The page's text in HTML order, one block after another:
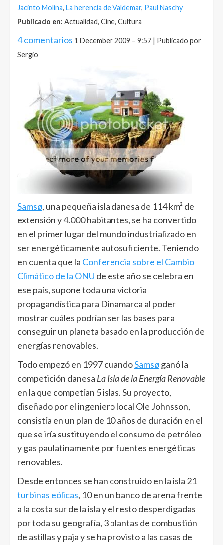
Jacinto Molina, La herencia de Valdemar, Paul Naschy
Publicado en: Actualidad, Cine, Cultura
4 comentarios 1 December 2009 – 9:57 | Publicado por
Sergio
Samsø, una pequeña isla danesa de 114 km² de
extensión y 4.000 habitantes, se ha convertido
en el primer lugar del mundo industrializado en
ser energéticamente autosuficiente. Teniendo
en cuenta que la Conferencia sobre el Cambio
Climático de la ONU de este año se celebra en
ese país, supone toda una victoria
propagandística para Dinamarca al poder
mostrar cuáles podrían ser las bases para
conseguir un planeta basado en la producción de
energías renovables.
Todo empezó en 1997 cuandoSamsøganó la
competición danesa La Isla de la Energía Renovable
en la que competían 5 islas. Su proyecto,
diseñado por el ingeniero local Ole Johnsson,
consistía en un plan de 10 años de duración en el
que se iría sustituyendo el consumo de petróleo
y gas paulatinamente por fuentes energéticas
renovables.
Desde entonces se han construido en la isla 21
turbinas eólicas, 10 en un banco de arena frente
a la costa sur de la isla y el resto desperdigadas
por toda su geografía, 3 plantas de combustión
de astillas y paja y se ha provisto a las casas de